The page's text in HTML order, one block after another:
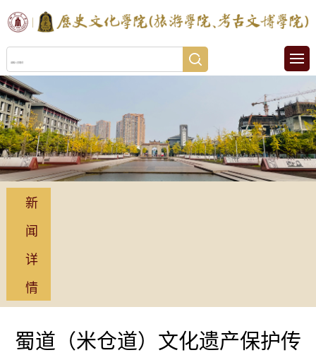
新
闻
详
情
蜀道（米仓道）文化遗产保护传